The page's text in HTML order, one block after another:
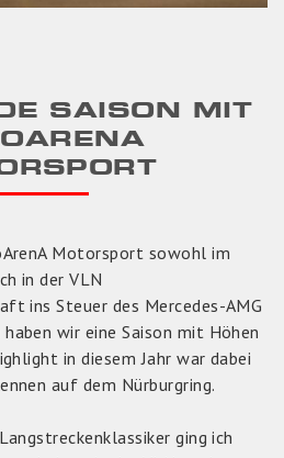
SAISON MIT
Motorsport sowohl im
in der VLN
ins Steuer des Mercedes-AMG
wir eine Saison mit Höhen
in diesem Jahr war dabei
auf dem Nürburgring.
ging ich